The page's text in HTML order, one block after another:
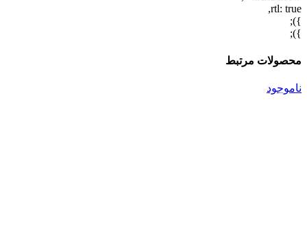
rtl: true,
});
});
محصولات مرتبط
ناموجود